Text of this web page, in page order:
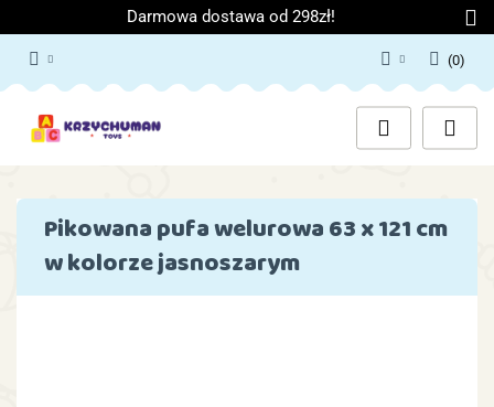
Darmowa dostawa od 298zł!
Zaloguj się
Załóż konto
Dodaj zgłoszenie
Zgody cookies
(0)
Pikowana pufa welurowa 63 x 121 cm
w kolorze jasnoszarym